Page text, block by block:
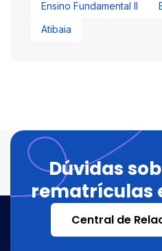
Ensino Fundamental II
Atibaia
Dúvidas
rematrículas
Central de